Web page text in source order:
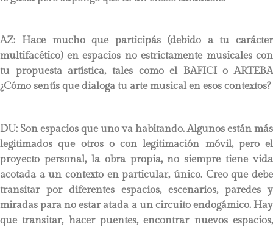
AZ: Hace mucho que participás (debido a tu carácter
multifacético) en espacios no estrictamente musicales con
tu propuesta artística, tales como el BAFICI o ARTEBA
¿Cómo sentís que dialoga tu arte musical en esos contextos?
DU: Son espacios que uno va habitando. Algunos están más
legitimados que otros o con legitimación móvil, pero el
proyecto personal, la obra propia, no siempre tiene vida
acotada a un contexto en particular, único. Creo que debe
transitar por diferentes espacios, escenarios, paredes y
miradas para no estar atada a un circuito endogámico. Hay
que transitar, hacer puentes, encontrar nuevos espacios,